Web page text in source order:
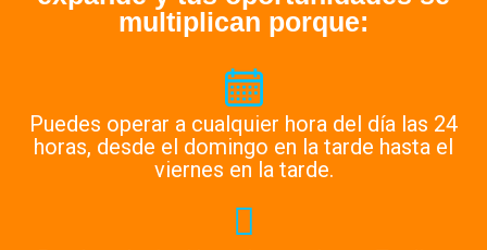
multiplican porque:
Puedes operar a cualquier hora del día las 24
horas, desde el domingo en la tarde hasta el
viernes en la tarde.